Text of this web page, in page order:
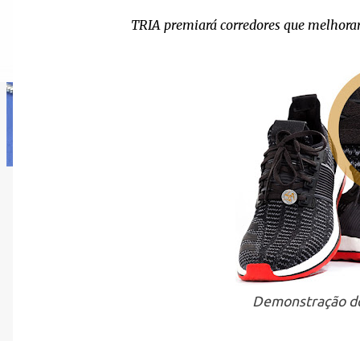
TRIA premiará corredores que
Demonstração